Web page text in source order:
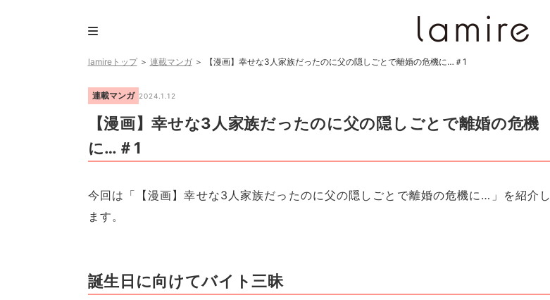
lamireトップ＞ 連載マンガ＞ 【漫画】幸せな3人家族だったのに父の隠しごとで離婚の危機に…＃1
連載マンガ 2024.1.12
【漫画】幸せな3人家族だったのに父の隠しごとで離婚の危機
に…＃1
今回は「【漫画】幸せな3人家族だったのに父の隠しごとで離婚の危機に…」を紹介し
ます。
誕生日に向けてバイト三昧